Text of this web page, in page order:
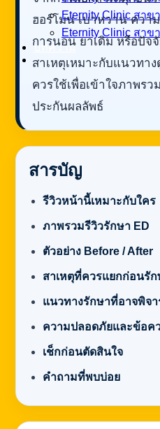
Eternity Clinic สา
Eternity Clinic สาข
บทความ
ฮอร์โมน เบาหวาน ควา
การนอน ยาเดิม หรือปัจ
สาเหตุเหมาะกับแนวทา
ควรใช้เพื่อเข้าใจภาพรว
ประกันผลลัพธ์
สารบัญ
รีวิวหน้านี้เหมาะกับใคร
ภาพรวมรีวิวรักษา ED
ตัวอย่าง Before / After
สาเหตุที่ควรแยกก่อนรัก
แนวทางรักษาที่อาจพิจ
ความปลอดภัยและข้อค
เช็กก่อนตัดสินใจ
คำถามที่พบบ่อย